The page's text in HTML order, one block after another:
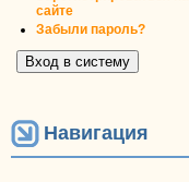
сайте
Забыли пароль?
Навигация